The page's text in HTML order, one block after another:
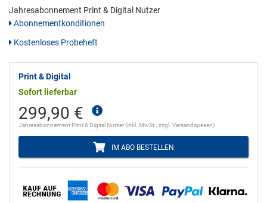
Jahresabonnement Print & Digital Nutzer
Abonnementkonditionen
Kostenloses Probeheft
Print & Digital
Sofort lieferbar
299,90 €
Jahresabonnement Print & Digital Nutzer (inkl. MwSt., zzgl. Versandspesen)
IM ABO BESTELLEN